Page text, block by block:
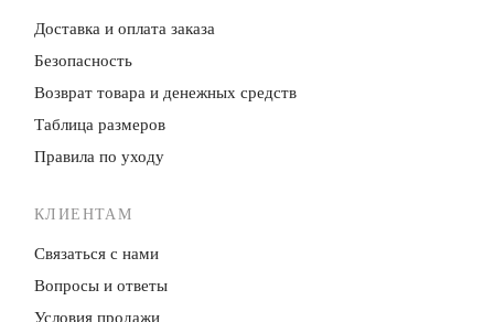
Доставка и оплата заказа
Безопасность
Возврат товара и денежных средств
Таблица размеров
Правила по уходу
КЛИЕНТАМ
Связаться с нами
Вопросы и ответы
Условия продажи